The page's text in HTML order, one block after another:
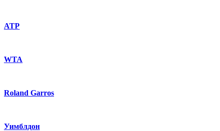
ATP
WTA
Roland Garros
Уимблдон